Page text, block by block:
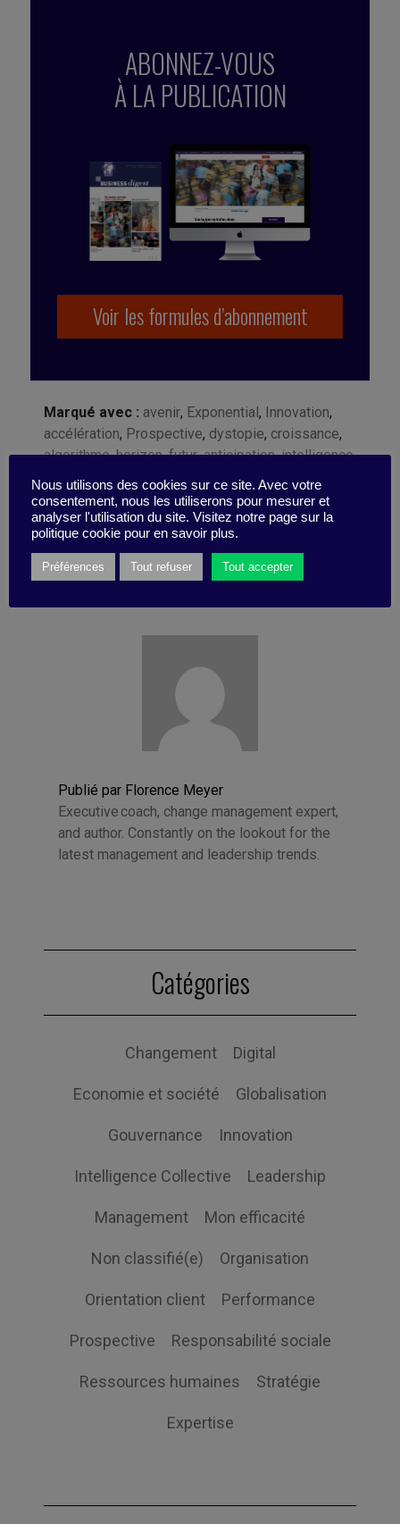
ABONNEZ-VOUS
À LA PUBLICATION
Voir les formules d’abonnement
Marqué avec : avenir, Exponential, Innovation,
accélération, Prospective, dystopie, croissance,
algorithme,horizon,futur,anticipation,intelligence
artificielle
exponentiel perspective
Publié par Florence Meyer
Executive coach, change management expert,
and author. Constantly on the lookout for the
latest management and leadership trends.
Catégories
Changement Digital
Economie et société Globalisation
Gouvernance Innovation
Intelligence Collective Leadership
Management Mon efficacité
Non classifié(e) Organisation
Orientation client Performance
Prospective Responsabilité sociale
Ressources humaines Stratégie
Expertise
Nous utilisons des cookies sur ce site. Avec votre
consentement, nous les utiliserons pour mesurer et
analyser l'utilisation du site. Visitez notre page sur la
politique cookie pour en savoir plus.
Préférences Tout refuser Tout accepter